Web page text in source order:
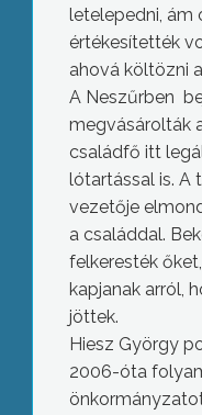
letelepedni, ám
értékesítették
ahová költözni
A Neszűrben
megvásárolták
családfő itt
lótartással is. A
vezetője
a családdal.
felkeresték
kapjanak arról,
jöttek.
Hiesz György
2006-óta